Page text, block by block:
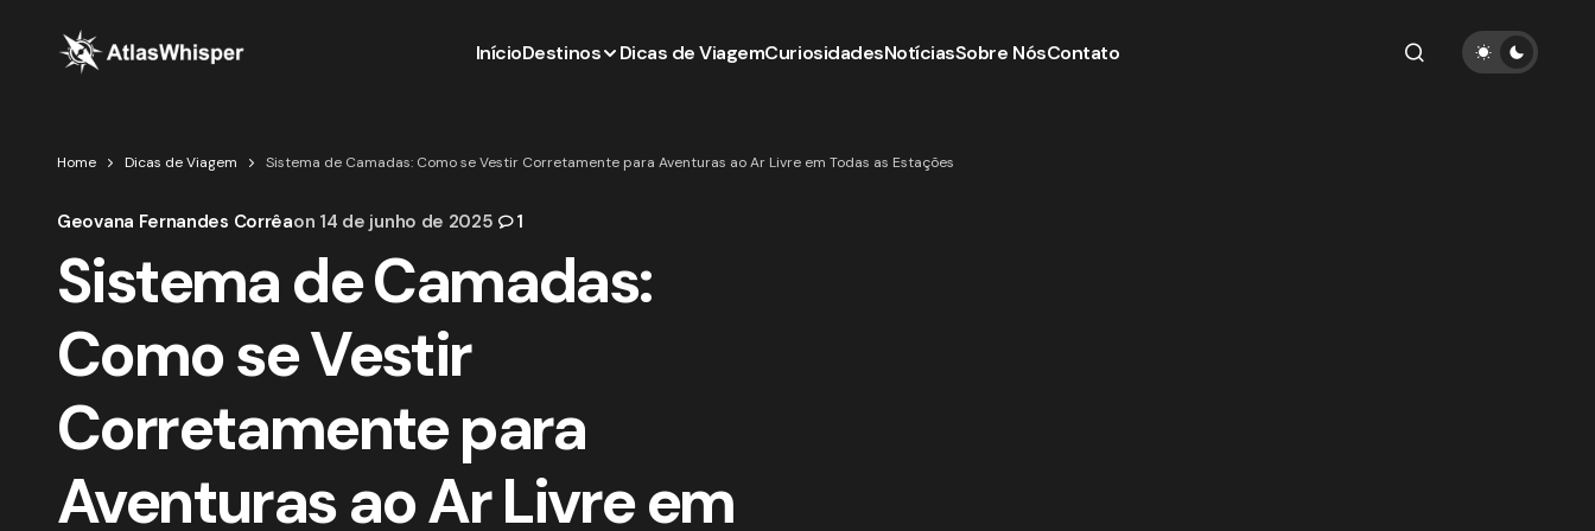
InícioDestinos Dicas de ViagemCuriosidadesNotíciasSobre NósContato
Home Dicas de Viagem Sistema de Camadas: Como se Vestir Corretamente para Aventuras ao Ar Livre em Todas as Estações
Geovana Fernandes Corrêaon 14 de junho de 2025 1
Sistema de Camadas:
Como se Vestir
Corretamente para
Aventuras ao Ar Livre em